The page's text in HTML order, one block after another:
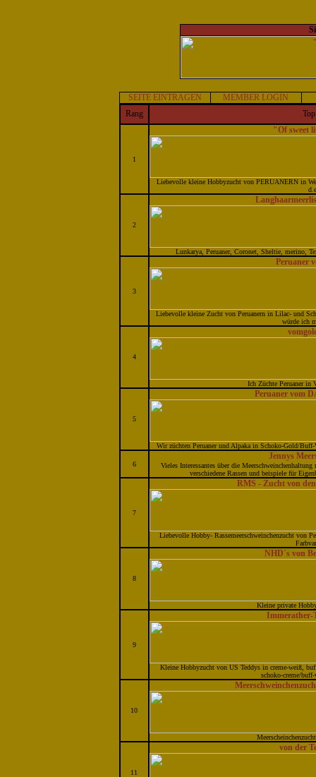
SEITE EINTRAGEN
MEMBER LOGIN
Rang
1
"Of sweet
Liebevolle kleine Hobbyzucht von PERUANERN in
2
Lunkarya, Peruaner, Coronet, Sheltie, merino,
3
Peruaner
Liebevolle kleine Zucht von Peruanern in Lilac- und
würde ich
4
Ich Züchte Peruaner in
5
Peruaner vom
Wir züchten Peruaner und Alpaka in Schoko-Gold/
6
Jennys
Vieles Interessantes über die
verschiedene Rassen und beispiele für
7
RMS - Zucht von
Liebevolle Hobby- Rassemeerschweinchenzucht von
8
NHD´s von
Kleine private
9
Immerather-
Kleine Hobbyzucht von US Teddys in creme-weiß,
schoko-creme/
10
11
von der